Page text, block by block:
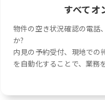
すべてオ
物件の空き状況確認の電話
か?
内見の予約受付、現地での
を自動化することで、業務